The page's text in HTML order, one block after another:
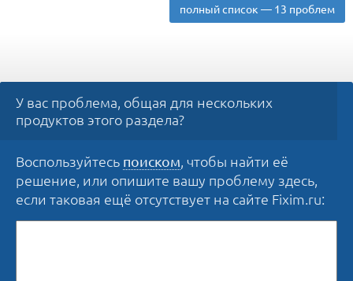
полный список — 13 проблем
У вас проблема, общая для нескольких
продуктов этого раздела?
Воспользуйтесь поиском, чтобы найти её
решение, или опишите вашу проблему здесь,
если таковая ещё отсутствует на сайте Fixim.ru: